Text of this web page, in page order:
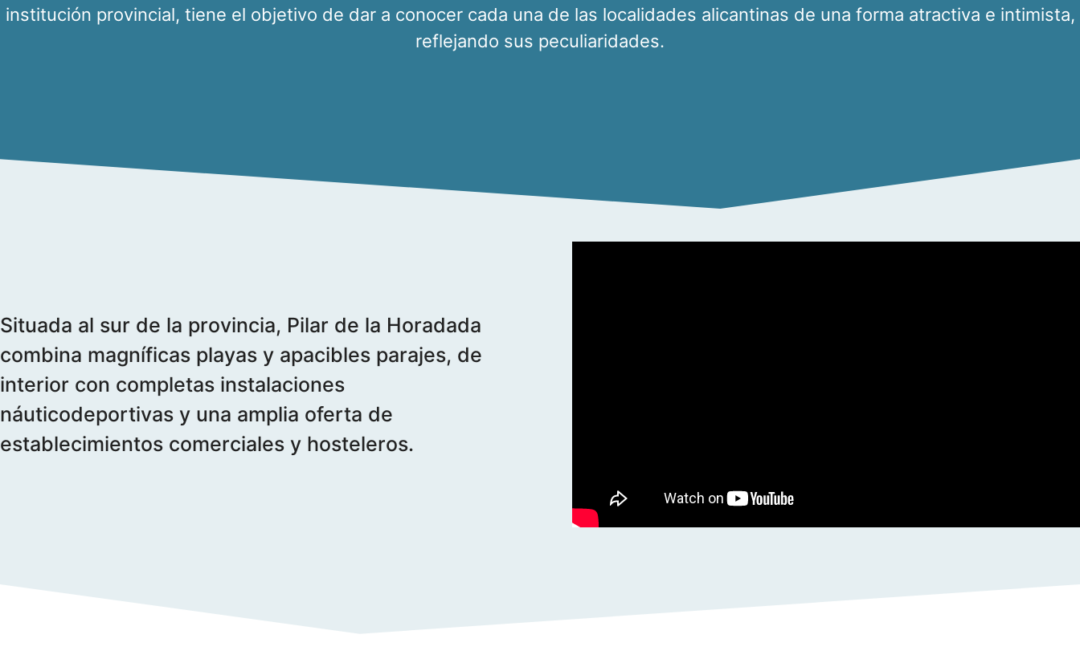
institución provincial, tiene el objetivo de dar a conocer cada una de las localidades alicantinas de una forma atractiva e intimista,
reflejando sus peculiaridades.
Situada al sur de la provincia, Pilar de la Horadada
combina magníficas playas y apacibles parajes, de
interior con completas instalaciones
náuticodeportivas y una amplia oferta de
establecimientos comerciales y hosteleros.